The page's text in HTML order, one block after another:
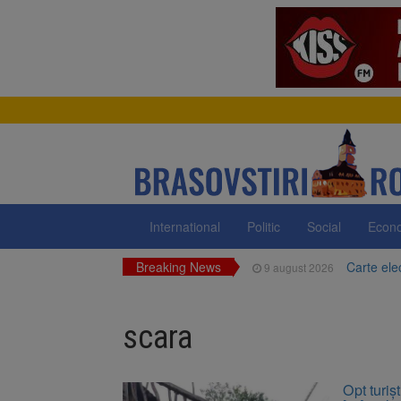
International Politic Social
Breaking News 9 august 2026 Carte
Zece
La 97
scara
Opt